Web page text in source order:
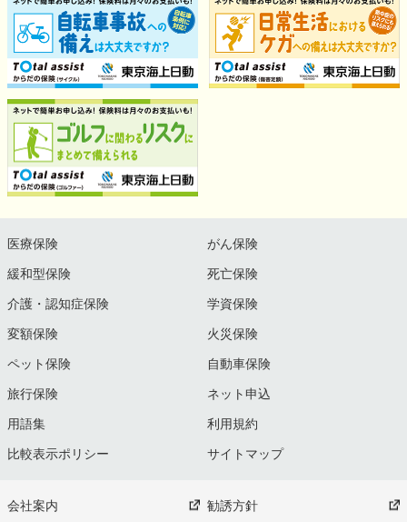
医療保険 がん保険
緩和型保険 死亡保険
介護・認知症保険 学資保険
変額保険 火災保険
ペット保険 自動車保険
旅行保険 ネット申込
用語集 利用規約
比較表示ポリシー サイトマップ
会社案内 勧誘方針